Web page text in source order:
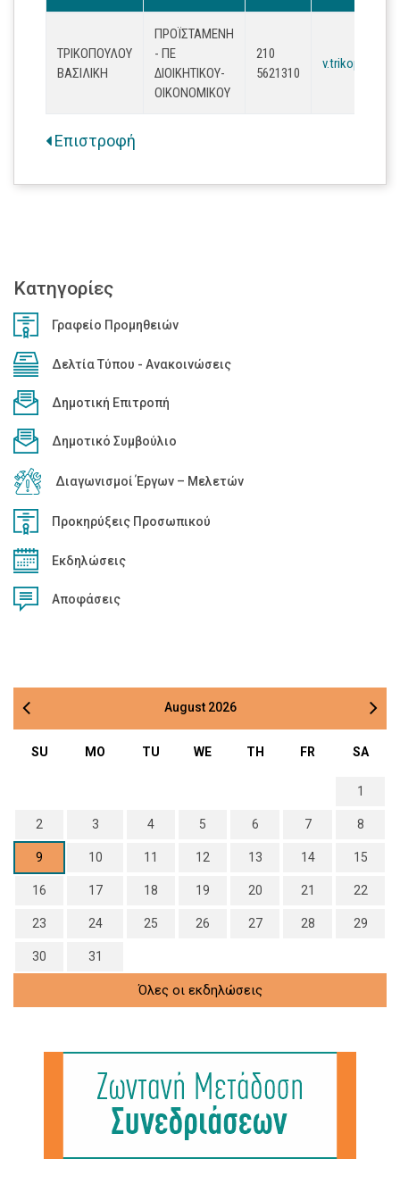
ΤΡΙΚΟΠΟΥΛΟΥ
ΒΑΣΙΛΙΚΗ
ΠΡΟΪΣΤΑΜΈΝΗ
- ΠΕ
ΔΙΟΙΚΗΤΙΚΟΎ-
ΟΙΚΟΝΟΜΙΚΟΎ
210
5621310
Επιστροφή
Κατηγορίες
Γραφείο Προμηθειών
Δελτία Τύπου - Ανακοινώσεις
Δημοτική Επιτροπή
Δημοτικό Συμβούλιο
Διαγωνισμοί Έργων – Μελετών
Προκηρύξεις Προσωπικού
Εκδηλώσεις
Αποφάσεις
August 2026
SU MO TU WE TH FR SA
1
2 3 4 5 6 7 8
9 10 11 12 13 14 15
16 17 18 19 20 21 22
23 24 25 26 27 28 29
30 31
Όλες οι εκδηλώσεις